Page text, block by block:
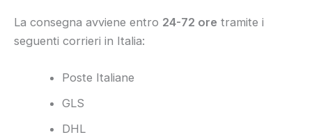
La consegna avviene entro 24-72 ore tramite i
seguenti corrieri in Italia:
Poste Italiane
GLS
DHL